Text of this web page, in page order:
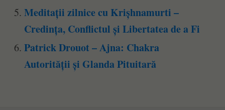
Meditații zilnice cu Krișhnamurti –
Credința, Conflictul și Libertatea de a Fi
Patrick Drouot – Ajna: Chakra
Autorității și Glanda Pituitară